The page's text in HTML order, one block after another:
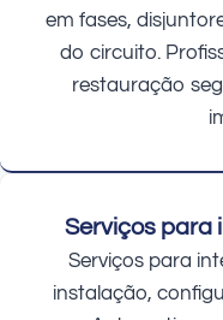
em fases,
do circuito.
restauração
Serviços para
Serviços para
instalação,